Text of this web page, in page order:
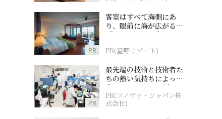
PR
客室はすべて海側にあ
り、眼前に海が広がる
『西表島ホテル by 星野
PR(星野リゾート)
PR
最先端の技術と技術者た
ちの熱い気持ちによって
作られているオーダーメ
イド補聴器
PR(ソノヴァ・ジャパン株
式会社)